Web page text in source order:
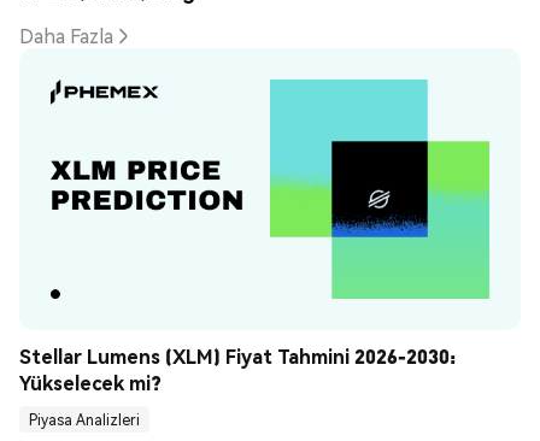
Daha Fazla
Stellar Lumens (XLM) Fiyat Tahmini 2026-2030:
Yükselecek mi?
Piyasa Analizleri